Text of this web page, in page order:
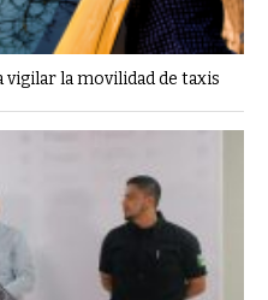
la movilidad de taxis